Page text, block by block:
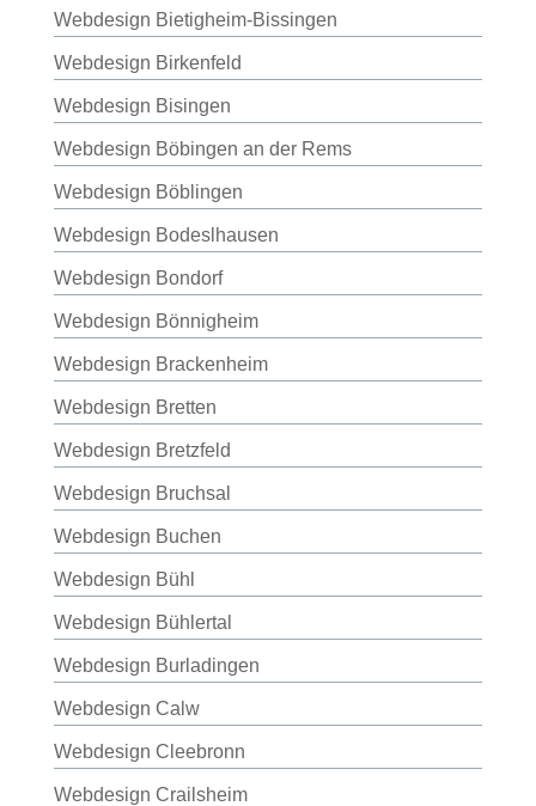
Webdesign Bietigheim-Bissingen
Webdesign Birkenfeld
Webdesign Bisingen
Webdesign Böbingen an der Rems
Webdesign Böblingen
Webdesign Bodeslhausen
Webdesign Bondorf
Webdesign Bönnigheim
Webdesign Brackenheim
Webdesign Bretten
Webdesign Bretzfeld
Webdesign Bruchsal
Webdesign Buchen
Webdesign Bühl
Webdesign Bühlertal
Webdesign Burladingen
Webdesign Calw
Webdesign Cleebronn
Webdesign Crailsheim